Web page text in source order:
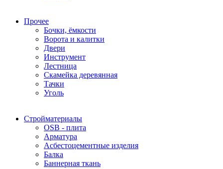
Прочее
Бочки, ёмкости
Ворота и калитки
Двери
Инструмент
Лестница
Скамейка деревянная
Тачки
Уголь
Стройматериалы
OSB - плита
Арматура
Асбестоцементные изделия
Балка
Баннерная ткань